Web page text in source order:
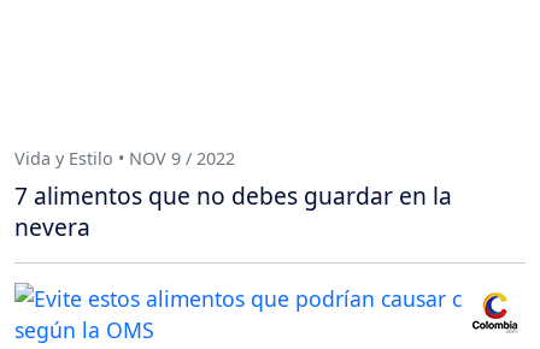
Vida y Estilo • NOV 9 / 2022
7 alimentos que no debes guardar en la
nevera